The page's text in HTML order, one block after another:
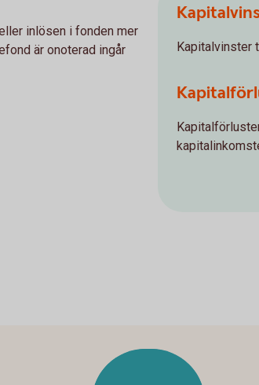
inlösen i fonden mer
är onoterad ingår
Kapitalvinster